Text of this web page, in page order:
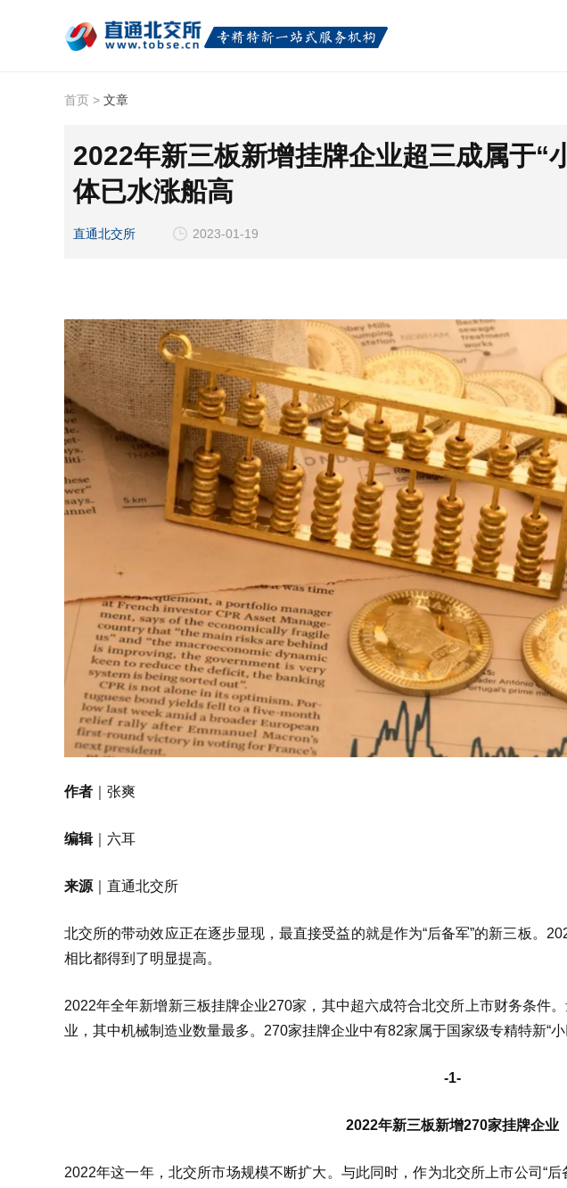
首页 > 文章
2022年新三板新增挂牌企业超三成属于“
体已水涨船高
直通北交所 2023-01-19
作者 ｜张爽
编辑｜六耳
来源 ｜直通北交所
北交所的带动效应正在逐步显现，最直接受益的就是作为“后备军”的新三板。
相比都得到了明显提高。
2022年全年新增新三板挂牌企业270家，其中超六成符合北交所上市财务条件
业，其中机械制造业数量最多。270家挂牌企业中有82家属于国家级专精特新“小
-1-
2022年新三板新增270家挂牌企业
2022年这一年，北交所市场规模不断扩大。与此同时，作为北交所上市公司“